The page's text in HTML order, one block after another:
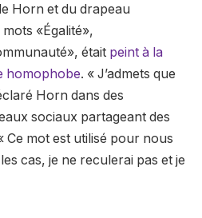
Horn et du drapeau
«Égalité»,
était peint à la
homophobe. « J’admets que
Horn dans des
sociaux partageant des
Ce mot est utilisé pour nous
cas, je ne reculerai pas et je